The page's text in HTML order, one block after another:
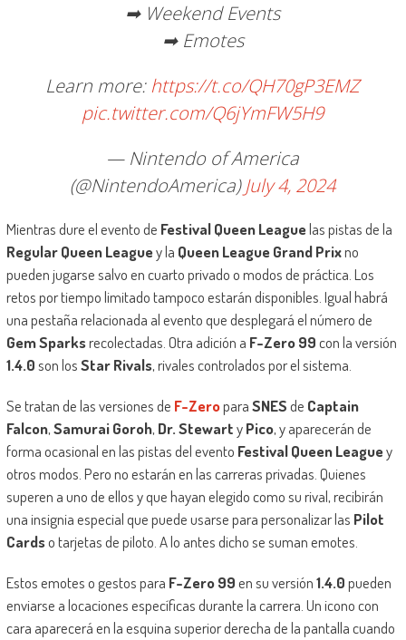
➡ Weekend Events
➡ Emotes
Learn more:https://t.co/QH70gP3EMZ
pic.twitter.com/Q6jYmFW5H9
— Nintendo of America
(@NintendoAmerica)July 4, 2024
Mientras dure el evento de Festival Queen Leaguelas pistas de la
Regular Queen Leaguey la Queen League Grand Prixno
pueden jugarse salvo en cuarto privado o modos de práctica. Los
retos por tiempo limitado tampoco estarán disponibles. Igual habrá
una pestaña relacionada al evento que desplegará el número de
Gem Sparksrecolectadas. Otra adición a F-Zero 99con la versión
1.4.0son losStar Rivals, rivales controlados por el sistema.
Se tratan de las versiones de F-ZeroparaSNESde Captain
Falcon,Samurai Goroh, Dr. StewartyPico, y aparecerán de
forma ocasional en las pistas del evento Festival Queen Leaguey
otros modos. Pero no estarán en las carreras privadas. Quienes
superen a uno de ellos y que hayan elegido como su rival, recibirán
una insignia especial que puede usarse para personalizar las Pilot
Cardso tarjetas de piloto. A lo antes dicho se suman emotes.
Estos emotes o gestos para F-Zero 99en su versión1.4.0pueden
enviarse a locaciones específicas durante la carrera. Un icono con
cara aparecerá en la esquina superior derecha de la pantalla cuando